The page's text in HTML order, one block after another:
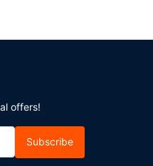
offers!
Subscribe